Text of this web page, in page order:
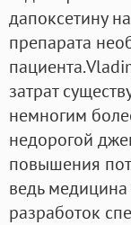
дапоксетину
препарата
затрат
немногим
недорогой
повышения
ведь
разработок